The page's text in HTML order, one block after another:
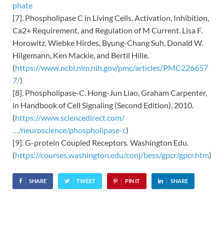
phate
[7]. Phospholipase C in Living Cells. Activation, Inhibition,
Ca2+ Requirement, and Regulation of M Current. Lisa F.
Horowitz, Wiebke Hirdes, Byung-Chang Suh, Donald W.
Hilgemann, Ken Mackie, and Bertil Hille.
(https://www.ncbi.nlm.nih.gov/pmc/articles/PMC226657
7/)
[8]. Phospholipase-C. Hong-Jun Liao, Graham Carpenter,
in Handbook of Cell Signaling (Second Edition), 2010.
(https://www.sciencedirect.com/
…/neuroscience/phospholipase-c)
[9]. G-protein Coupled Receptors. Washington Edu.
(https://courses.washington.edu/conj/bess/gpcr/gpcr.htm)
SHARE TWEET PIN IT SHARE